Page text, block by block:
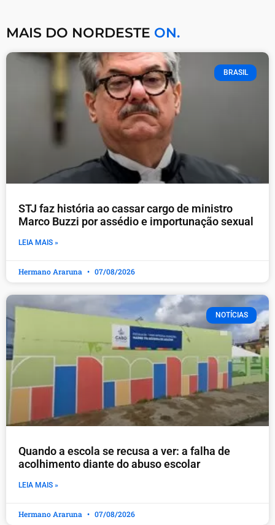
MAIS DO NORDESTE ON.
BRASIL
STJ faz história ao cassar cargo de ministro
Marco Buzzi por assédio e importunação sexual
LEIA MAIS »
Hermano Araruna 07/08/2026
NOTÍCIAS
Quando a escola se recusa a ver: a falha de
acolhimento diante do abuso escolar
LEIA MAIS »
Hermano Araruna 07/08/2026